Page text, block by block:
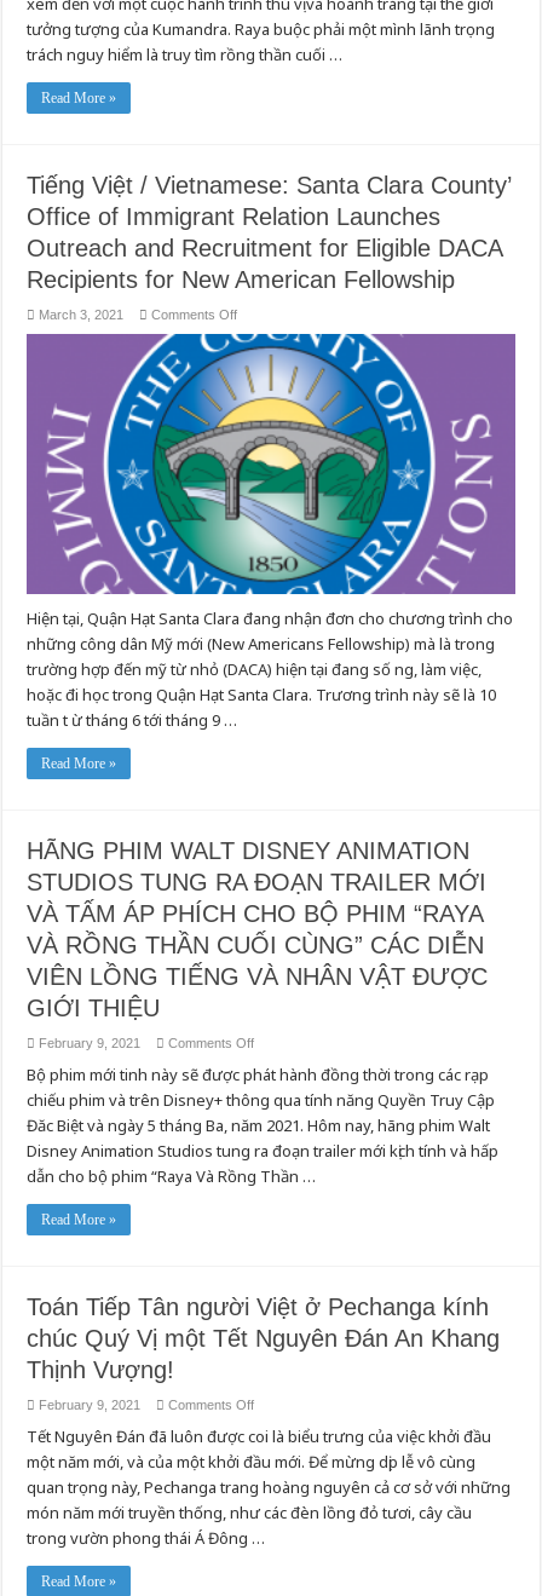
Cùng
Nhấn
Mạnh
Sự
Tin
tưởng tượng của Kumandra. Raya buộc phải một mình lãnh trọng
trách nguy hiểm là truy tìm rồng thần cuối …
Read More »
Tiếng Việt / Vietnamese: Santa Clara County’
Office of Immigrant Relation Launches
Outreach and Recruitment for Eligible DACA
Recipients for New American Fellowship
March 3, 2021 Comments Offon
Việt
/
Vietnamese:
Santa
Clara
County’
Office
of
Immigrant
Relation
Launches
Outreach
and
Recruitment
Eligible
DACA
Recipients
New
American
Fellowship
Hiện tại, Quận Hạt Santa Clara đang nhận đơn cho chương trình cho
những công dân Mỹ mới (New Americans Fellowship) mà là trong
trường hợp đến mỹ từ nhỏ (DACA) hiện tại đang số ng, làm việc,
hoặc đi học trong Quận Hạt Santa Clara. Trương trình này sẽ là 10
tuần t ừ tháng 6 tới tháng 9 …
Read More »
HÃNG PHIM WALT DISNEY ANIMATION
STUDIOS TUNG RA ĐOẠN TRAILER MỚI
VÀ TẤM ÁP PHÍCH CHO BỘ PHIM “RAYA
VÀ RỒNG THẦN CUỐI CÙNG” CÁC DIỄN
VIÊN LỒNG TIẾNG VÀ NHÂN VẬT ĐƯỢC
GIỚI THIỆU
February 9, 2021 Comments Offon
PHIM
WALT
DISNEY
ANIMATION
STUDIOS
TUNG
RA
ĐOẠN
TRAILER
PHIM
“RAYA
VÀ
RỒNG
CÁC
VIÊN
TIẾNG
NHÂN
VẬT
ĐƯỢC
Bộ phim mới tinh này sẽ được phát hành đồng thời trong các rạp
chiếu phim và trên Disney+ thông qua tính năng Quyền Truy Cập
Đăc Biệt và ngày 5 tháng Ba, năm 2021. Hôm nay, hãng phim Walt
Disney Animation Studios tung ra đoạn trailer mới kịch tính và hấp
dẫn cho bộ phim “Raya Và Rồng Thần …
Read More »
Toán Tiếp Tân người Việt ở Pechanga kính
chúc Quý Vị một Tết Nguyên Đán An Khang
Thịnh Vượng!
February 9, 2021 Comments Offon
Tiếp
Tân
người
ở
Pechanga
kính
Quý
Tết Nguyên Đán đã luôn được coi là biểu trưng của việc khởi đầu
một năm mới, và của một khởi đầu mới. Để mừng dịp lễ vô cùng
quan trọng này, Pechanga trang hoàng nguyên cả cơ sở với những
món năm mới truyền thống, như các đèn lồng đỏ tươi, cây cầu
trong vườn phong thái Á Đông …
Read More »